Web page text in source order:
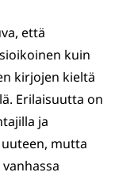
että
kuin
kirjojen kieltä
Erilaisuutta on
ja
mutta